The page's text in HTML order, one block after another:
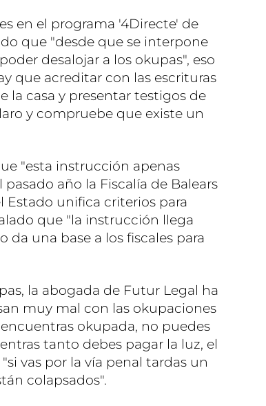
en el programa '4Directe' de
que "desde que se interpone
desalojar a los okupas", eso
que acreditar con las escrituras
la casa y presentar testigos de
y compruebe que existe un
"esta instrucción apenas
año la Fiscalía de Balears
Estado unifica criterios para
que "la instrucción llega
una base a los fiscales para
la abogada de Futur Legal ha
muy mal con las okupaciones
okupada, no puedes
tanto debes pagar la luz, el
vas por la vía penal tardas un
colapsados".